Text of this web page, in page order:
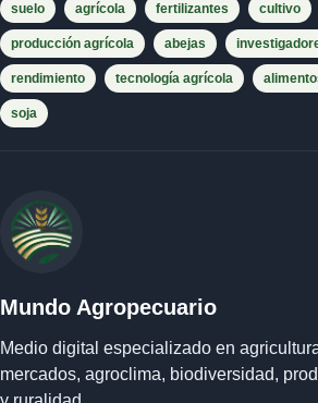
suelo agrícola fertilizantes cultivo
producción agrícola abejas
rendimiento tecnología agrícola
soja
Mundo Agropecuario
Medio digital especializado en
mercados, agroclima, biodiversidad,